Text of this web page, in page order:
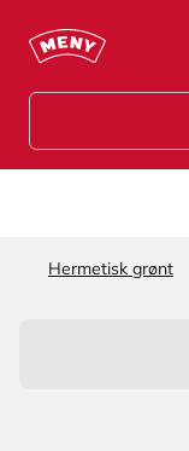
Hermetisk grønt